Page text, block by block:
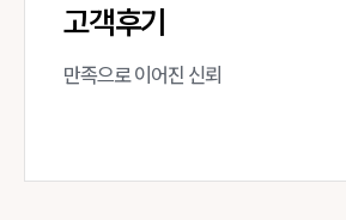
고객후기
만족으로 이어진 신뢰